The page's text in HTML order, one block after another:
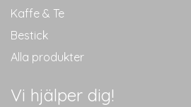
Kaffe & Te
Bestick
Alla produkter
Vi hjälper dig!